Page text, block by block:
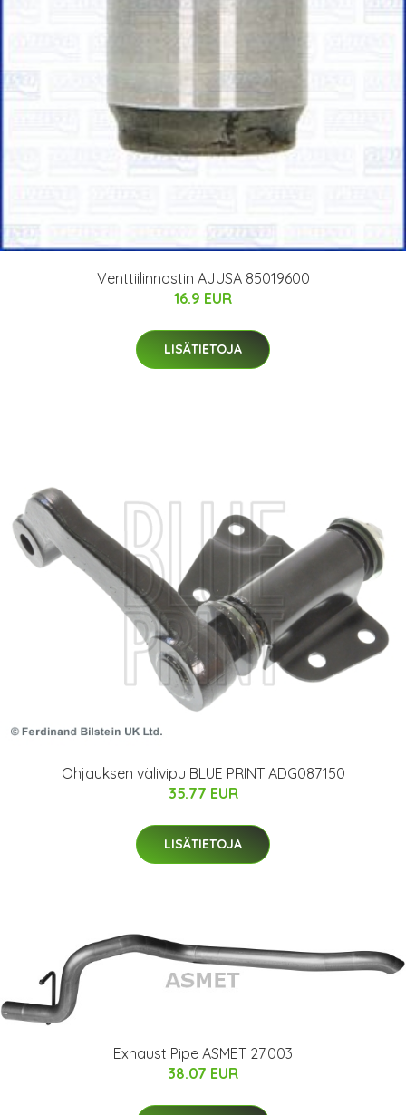
Venttiilinnostin AJUSA 85019600
16.9 EUR
LISÄTIETOJA
Ohjauksen välivipu BLUE PRINT ADG087150
35.77 EUR
LISÄTIETOJA
Exhaust Pipe ASMET 27.003
38.07 EUR